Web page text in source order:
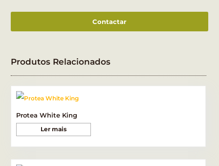
Contactar
Produtos Relacionados
Protea White King
Ler mais